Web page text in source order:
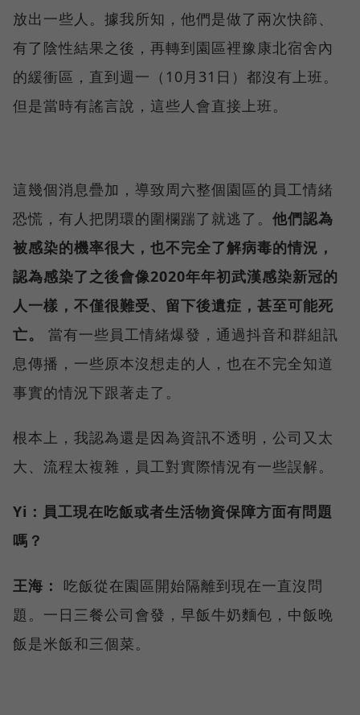
放出一些人。據我所知，他們是做了兩次快篩、
有了陰性結果之後，再轉到園區裡豫康北宿舍內
的緩衝區，直到週一（10月31日）都沒有上班。
但是當時有謠言說，這些人會直接上班。
這幾個消息疊加，導致周六整個園區的員工情緒
恐慌，有人把閉環的圍欄踹了就逃了。 他們認為
被感染的機率很大，也不完全了解病毒的情況，
認為感染了之後會像2020年年初武漢感染新冠的
人一樣，不僅很難受、留下後遺症，甚至可能死
亡。
當有一些員工情緒爆發，通過抖音和群組訊
息傳播，一些原本沒想走的人，也在不完全知道
事實的情況下跟著走了。
根本上，我認為還是因為資訊不透明，公司又太
大、流程太複雜，員工對實際情況有一些誤解。
Yi：員工現在吃飯或者生活物資保障方面有問題
嗎？
王海：
吃飯從在園區開始隔離到現在一直沒問
題。一日三餐公司會發，早飯牛奶麵包，中飯晚
飯是米飯和三個菜。